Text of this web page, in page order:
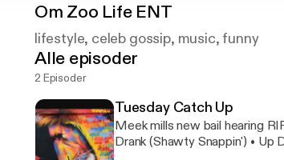
Om Zoo Life ENT
lifestyle, celeb gossip, music, funny
Alle episoder
2 Episoder
Tuesday Catch Up
Meek mills new bail hearing
Drank (Shawty Snappin') • Up